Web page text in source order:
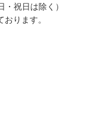
祝日は除く）
ります。